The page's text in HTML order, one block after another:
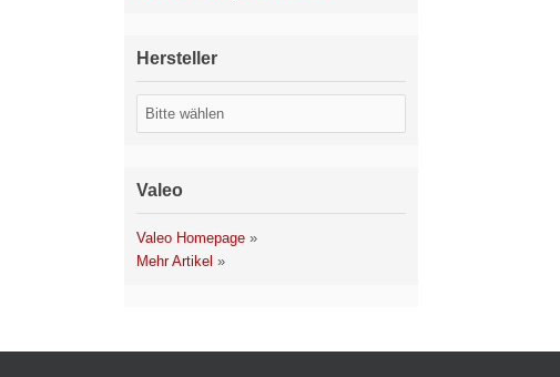
Hersteller
Valeo
Valeo Homepage »
Mehr Artikel »